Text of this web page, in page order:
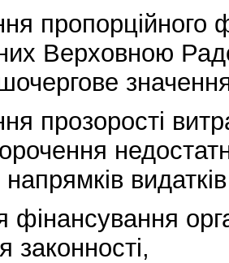
Верховною
прозорості
напрямків
фінансування
законності,